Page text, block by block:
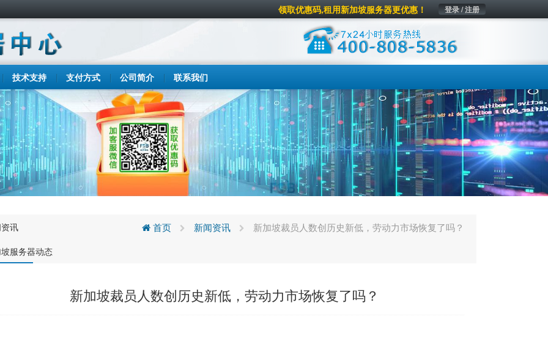
登录 / 注册
领取优惠码,租用新加坡服务器更优惠！
技术支持 支付方式 公司简介 联系我们
讯
服务器动态
首页 新闻资讯 新加坡裁员人数创历史新低，劳动力市场恢复了吗？
新加坡裁员人数创历史新低，劳动力市场恢复了吗？